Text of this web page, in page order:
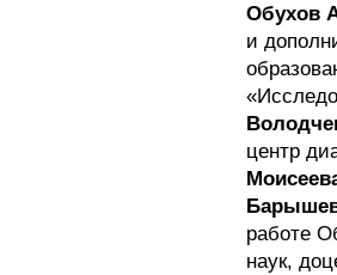
Обухов
и
центр
работе
наук,